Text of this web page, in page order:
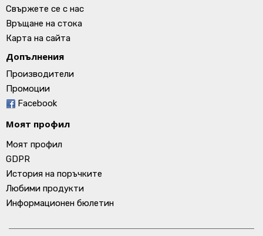
Свържете се с нас
Връщане на стока
Карта на сайта
Допълнения
Производители
Промоции
Facebook
Моят профил
Моят профил
GDPR
История на поръчките
Любими продукти
Информационен бюлетин